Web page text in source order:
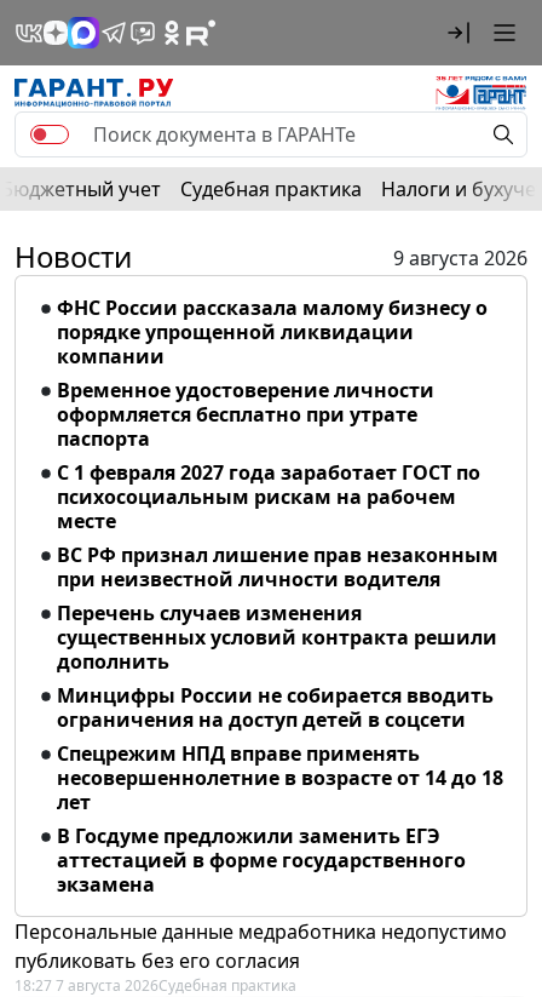
Бюджетный учет Судебная практика Налоги и
Новости
9 августа 2026
ФНС России рассказала малому бизнесу о
порядке упрощенной ликвидации
компании
Временное удостоверение личности
оформляется бесплатно при утрате
паспорта
С 1 февраля 2027 года заработает ГОСТ по
психосоциальным рискам на рабочем
месте
ВС РФ признал лишение прав незаконным
при неизвестной личности водителя
Перечень случаев изменения
существенных условий контракта решили
дополнить
Минцифры России не собирается вводить
ограничения на доступ детей в соцсети
Спецрежим НПД вправе применять
несовершеннолетние в возрасте от 14 до 18
лет
В Госдуме предложили заменить ЕГЭ
аттестацией в форме государственного
экзамена
Персональные данные медработника недопустимо
публиковать без его согласия
18:27 7 августа 2026Судебная практика